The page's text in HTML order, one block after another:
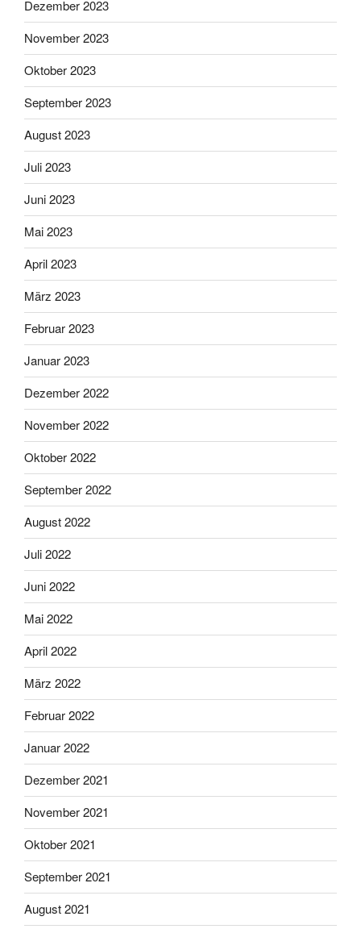
Dezember 2023
November 2023
Oktober 2023
September 2023
August 2023
Juli 2023
Juni 2023
Mai 2023
April 2023
März 2023
Februar 2023
Januar 2023
Dezember 2022
November 2022
Oktober 2022
September 2022
August 2022
Juli 2022
Juni 2022
Mai 2022
April 2022
März 2022
Februar 2022
Januar 2022
Dezember 2021
November 2021
Oktober 2021
September 2021
August 2021